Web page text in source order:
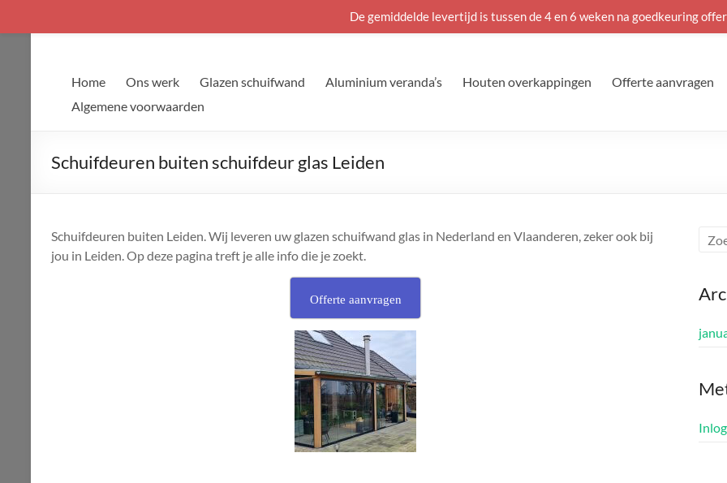
Home Ons werk Glazen schuifwand Aluminium veranda’s Houten overkappingen Offerte aanvragen
Algemene voorwaarden
Schuifdeuren buiten schuifdeur glas Leiden
Schuifdeuren buiten Leiden. Wij leveren uw glazen schuifwand glas in Nederland en Vlaanderen, zeker ook bij
jou in Leiden. Op deze pagina treft je alle info die je zoekt.
Offerte aanvragen
De gemiddelde levertijd is tussen de 4 en 6 weken na goedkeuring